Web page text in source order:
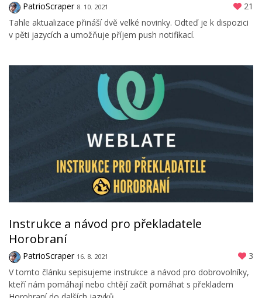
PatrioScraper 8. 10. 2021
21
Tahle aktualizace přináší dvě velké novinky. Odteď je k dispozici
v pěti jazycích a umožňuje příjem push notifikací.
Instrukce a návod pro překladatele
Horobraní
PatrioScraper 16. 8. 2021
3
V tomto článku sepisujeme instrukce a návod pro dobrovolníky,
kteří nám pomáhají nebo chtějí začít pomáhat s překladem